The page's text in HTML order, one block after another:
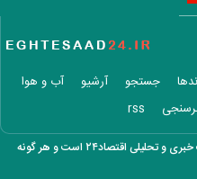
و آنکارا برای تقویت امنیت
بازار ارزهای دیجیتال در نوسان/ بیت‌کوین ۶۴ هزار دلاری و هشدار درباره
جستجو آرشیو
آب و هوا
rss
کلیه حقوق این وب سایت متعلق به وب سایت خبری و تحلیلی اقتصاد۲۴ است و هر گونه